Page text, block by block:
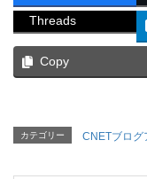
Threads
Copy
カテゴリー CNETブログ